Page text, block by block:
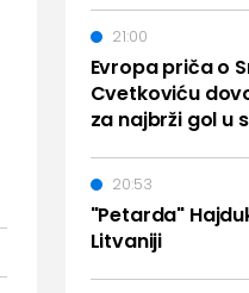
Evropa priča o
Cvetkoviću
za najbrži gol u
21:00
"Petarda"
Litvaniji
20:53